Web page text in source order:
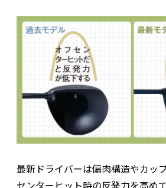
最新ドライバーは偏肉構造やカッ
センターヒット時の反発力を高め